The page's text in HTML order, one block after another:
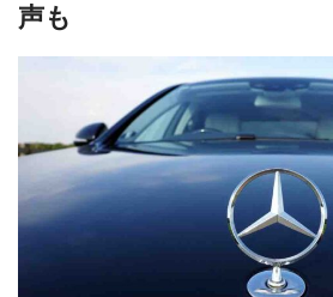
声も